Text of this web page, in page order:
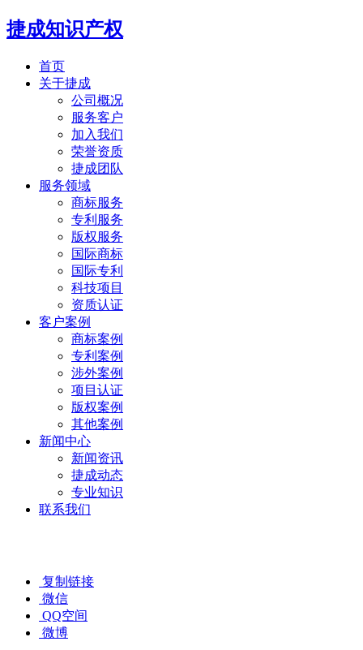
捷成知识产权
首页
关于捷成
公司概况
服务客户
加入我们
荣誉资质
捷成团队
服务领域
商标服务
专利服务
版权服务
国际商标
国际专利
科技项目
资质认证
客户案例
商标案例
专利案例
涉外案例
项目认证
版权案例
其他案例
新闻中心
新闻资讯
捷成动态
专业知识
联系我们
复制链接
微信
QQ空间
微博